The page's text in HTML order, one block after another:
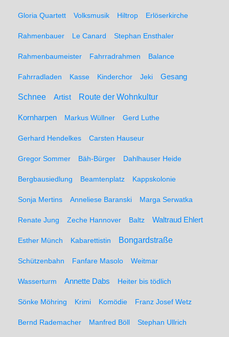
Gloria Quartett Volksmusik Hiltrop Erlöserkirche
Rahmenbauer Le Canard Stephan Ensthaler
Rahmenbaumeister Fahrradrahmen Balance
Fahrradladen Kasse Kinderchor Jeki Gesang
Schnee Artist Route der Wohnkultur
Kornharpen Markus Wüllner Gerd Luthe
Gerhard Hendelkes Carsten Hauseur
Gregor Sommer Bäh-Bürger Dahlhauser Heide
Bergbausiedlung Beamtenplatz Kappskolonie
Sonja Mertins Anneliese Baranski Marga Serwatka
Renate Jung Zeche Hannover Baltz Waltraud Ehlert
Esther Münch Kabarettistin Bongardstraße
Schützenbahn Fanfare Masolo Weitmar
Wasserturm Annette Dabs Heiter bis tödlich
Sönke Möhring Krimi Komödie Franz Josef Wetz
Bernd Rademacher Manfred Böll Stephan Ullrich